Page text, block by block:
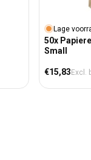
Lage
50x
Small
Normale
€15,83 Excl.